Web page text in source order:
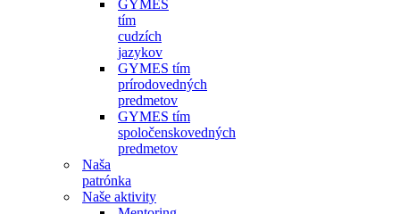
GYMES
tím
cudzích
jazykov
GYMES tím
prírodovedných
predmetov
GYMES tím
spoločenskovedných
predmetov
Naša
patrónka
Naše aktivity